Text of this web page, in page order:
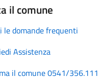
il comune
le domande frequenti
Assistenza
il comune 0541/356.111